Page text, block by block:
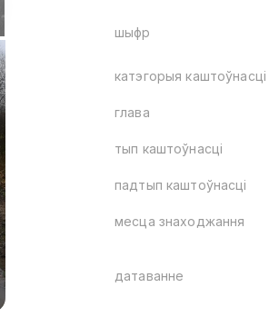
шыфр
катэгорыя каштоўнасці
глава
тып каштоўнасці
падтып каштоўнасці
месца знаходжання
датаванне